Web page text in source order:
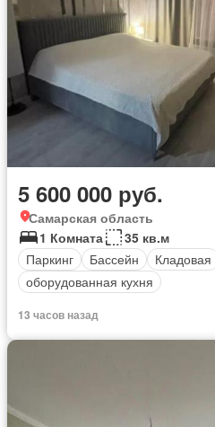
5 600 000 руб.
Самарская область
1 Комната
35 кв.м
Паркинг
Бассейн Кладовая
оборудованная кухня
13 часов назад